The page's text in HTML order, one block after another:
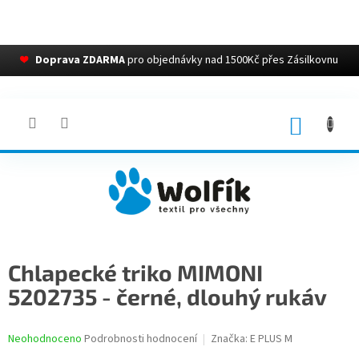
❤ Doprava ZDARMApro objednávky nad 1500Kč přes Zásilkovnu
Chlapecké triko MIMONI
5202735 - černé, dlouhý rukáv
Průměrné
Neohodnoceno Podrobnosti hodnocení Značka: E PLUS M